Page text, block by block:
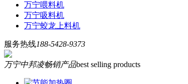
万宁喂料机
万宁吸料机
万宁蛟龙上料机
服务热线188-5428-9373
万宁中邦凌畅销产品best selling products